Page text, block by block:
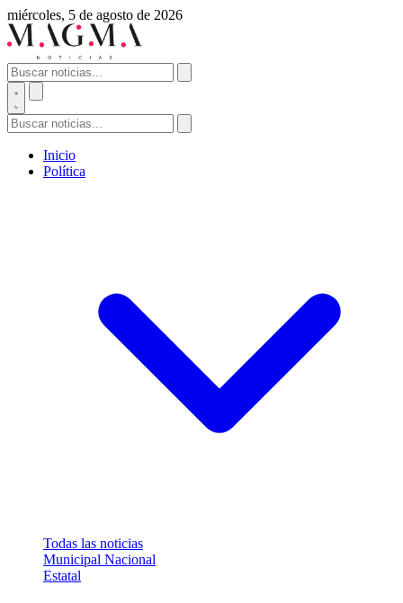
miércoles, 5 de agosto de 2026
Inicio
Política
Todas las noticias
Municipal Nacional
Estatal